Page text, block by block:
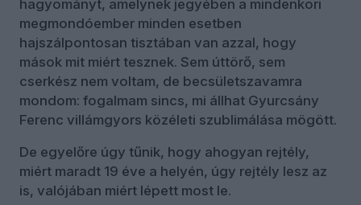
hagyományt, amelynek jegyében a mindenkori
megmondóember minden esetben
hajszálpontosan tisztában van azzal, hogy
mások mit miért tesznek. Sem úttörő, sem
cserkész nem voltam, de becsületszavamra
mondom: fogalmam sincs, mi állhat Gyurcsány
Ferenc villámgyors közéleti szublimálása mögött.
De egyelőre úgy tűnik, hogy ahogyan rejtély,
miért maradt 19 éve a helyén, úgy rejtély lesz az
is, valójában miért lépett most le.